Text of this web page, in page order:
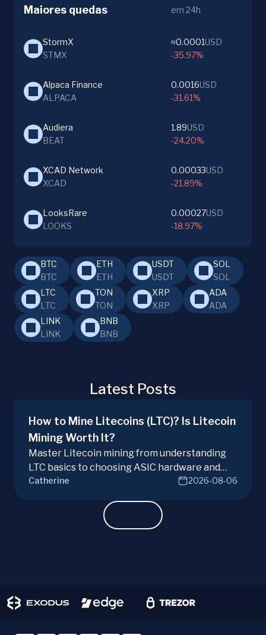
Maiores quedas em 24h
StormX
STMX
≈0.0001USD
-35.97%
Alpaca Finance
ALPACA
0.0016USD
-31.61%
Audiera
BEAT
1.89USD
-24.20%
XCAD Network
XCAD
0.00033USD
-21.89%
LooksRare
LOOKS
0.00027USD
-18.97%
BTC
BTC
ETH
ETH
USDT
USDT
SOL
SOL
LTC
LTC
TON
TON
XRP
XRP
ADA
ADA
LINK
LINK
BNB
BNB
Latest Posts
How to Mine Litecoins (LTC)? Is Litecoin
Mining Worth It?
Master Litecoin mining from understanding
LTC basics to choosing ASIC hardware and
joining mining pools. Optimize your Litecoin
Catherine 2026-08-06